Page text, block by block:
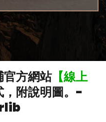
方網站【線上
附說明圖。 -